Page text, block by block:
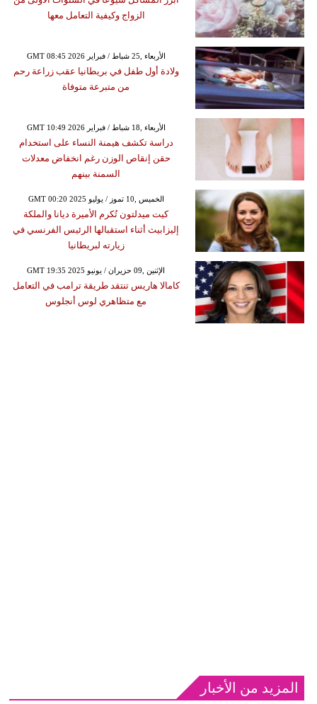
الزواج وكيفية التعامل معها
GMT 08:45 2026 الأربعاء ,25 شباط / فبراير
ولادة أول طفل في بريطانيا عقب زراعة رحم
من متبرعة متوفاة
GMT 10:49 2026 الأربعاء ,18 شباط / فبراير
دراسة تكشف هيمنة النساء على استخدام
حقن إنقاص الوزن رغم انخفاض معدلات
السمنة بينهم
GMT 00:20 2025 الخميس ,10 تموز / يوليو
كيت ميدلتون تُكرم الأميرة ديانا والملكة
إليزابيث أثناء استقبالها الرئيس الفرنسي في
زيارته لبريطانيا
GMT 19:35 2025 الإثنين ,09 حزيران / يونيو
كامالا هاريس تنتقد طريقة ترامب في التعامل
مع متظاهري لوس أنجلوس
المزيد من الأخبار